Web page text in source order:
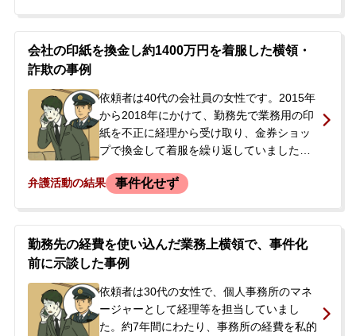
出したと連絡を受けたため、今後の刑事手
続きや示談交渉について不安を感じ、同僚
た。
会社の印紙を換金し約1400万円を着服した横領・
詐欺の事例
依頼者は40代の会社員の女性です。2015年
から2018年にかけて、勤務先で業務用の印
紙を不正に経理から受け取り、金券ショッ
プで換金して着服を繰り返していました。
初は上司の指示で始まったものの、次第に
し、依頼者は今後の刑事手続きや会社から
の処分に大きな不安を感じ、当事務所へ相
談に来られました。
弁護活動の結果 事件化せず
勤務先の経費を使い込んだ業務上横領で、事件化
前に示談した事例
依頼者は30代の女性で、個人事務所のマネ
ージャーとして経理等を担当していまし
た。約7年間にわたり、事務所の経費を私的